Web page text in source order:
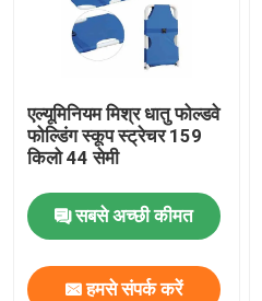
एल्यूमिनियम मिश्र धातु फोल्डवे
फोल्डिंग स्कूप स्ट्रेचर 159
किलो 44 सेमी
सबसे अच्छी कीमत
हमसे संपर्क करें